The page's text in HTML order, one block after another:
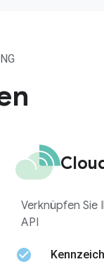
Verknüpfen Sie
API
check_circle